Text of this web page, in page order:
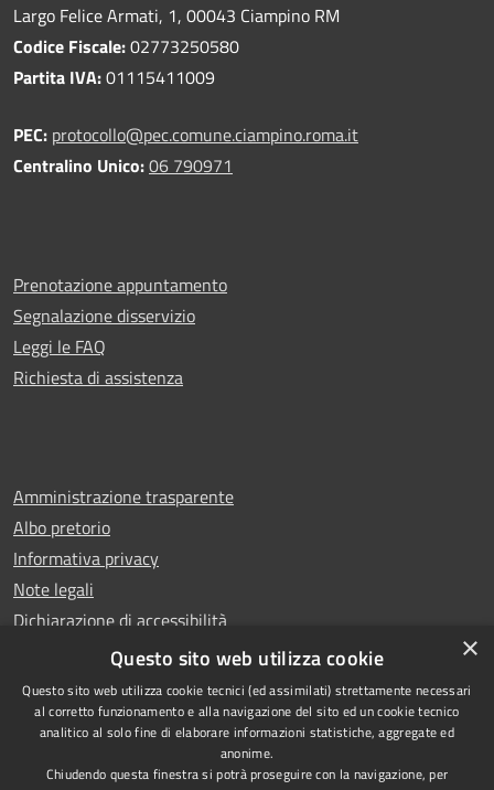
Largo Felice Armati, 1, 00043 Ciampino RM
Codice Fiscale:02773250580
Partita IVA:01115411009
PEC: protocollo@pec.comune.ciampino.roma.it
Centralino Unico:06 790971
Prenotazione appuntamento
Segnalazione disservizio
Leggi le FAQ
Richiesta di assistenza
Amministrazione trasparente
Albo pretorio
Informativa privacy
Note legali
Dichiarazione di accessibilità
Whistleblowing
×
Questo sito web utilizza cookie
Questo sito web utilizza cookie tecnici (ed assimilati) strettamente necessari
al corretto funzionamento e alla navigazione del sito ed un cookie tecnico
analitico al solo fine di elaborare informazioni statistiche, aggregate ed
anonime.
Chiudendo questa finestra si potrà proseguire con la navigazione, per